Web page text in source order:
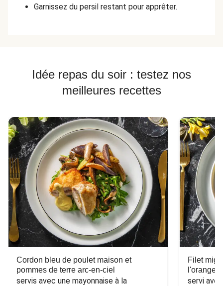
Garnissez du persil restant pour apprêter.
Idée repas du soir : testez nos
meilleures recettes
Cordon bleu de poulet maison et
pommes de terre arc-en-ciel
servis avec une mayonnaise à la
Filet
l'orange
servi